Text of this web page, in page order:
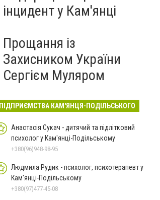
інцидент у Кам'янці
Прощання із
Захисником України
Сергієм Муляром
ПІДПРИЄМСТВА КАМ'ЯНЦЯ-ПОДІЛЬСЬКОГО
Анастасія Сукач - дитячий та підлітковий
психолог у Кам'янці-Подільському
+380(96)948-98-95
Людмила Рудик - психолог, психотерапевт у
Кам'янці-Подільському
+380(97)477-45-08